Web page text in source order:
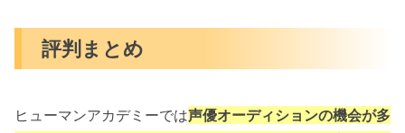
評判まとめ
ヒューマンアカデミーでは声優オーディションの機会が多